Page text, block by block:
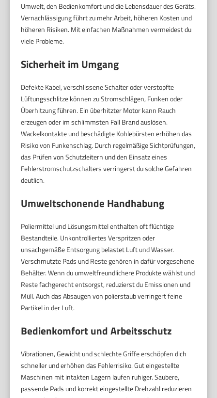
Umwelt, den Bedienkomfort und die Lebensdauer des Geräts.
Vernachlässigung führt zu mehr Arbeit, höheren Kosten und
höheren Risiken. Mit einfachen Maßnahmen vermeidest du
viele Probleme.
Sicherheit im Umgang
Defekte Kabel, verschlissene Schalter oder verstopfte
Lüftungsschlitze können zu Stromschlägen, Funken oder
Überhitzung führen. Ein überhitzter Motor kann Rauch
erzeugen oder im schlimmsten Fall Brand auslösen.
Wackelkontakte und beschädigte Kohlebürsten erhöhen das
Risiko von Funkenschlag. Durch regelmäßige Sichtprüfungen,
das Prüfen von Schutzleitern und den Einsatz eines
Fehlerstromschutzschalters verringerst du solche Gefahren
deutlich.
Umweltschonende Handhabung
Poliermittel und Lösungsmittel enthalten oft flüchtige
Bestandteile. Unkontrolliertes Verspritzen oder
unsachgemäße Entsorgung belastet Luft und Wasser.
Verschmutzte Pads und Reste gehören in dafür vorgesehene
Behälter. Wenn du umweltfreundlichere Produkte wählst und
Reste fachgerecht entsorgst, reduzierst du Emissionen und
Müll. Auch das Absaugen von polierstaub verringert feine
Partikel in der Luft.
Bedienkomfort und Arbeitsschutz
Vibrationen, Gewicht und schlechte Griffe erschöpfen dich
schneller und erhöhen das Fehlerrisiko. Gut eingestellte
Maschinen mit intakten Lagern laufen ruhiger. Saubere,
passende Pads und korrekt eingestellte Drehzahl reduzieren